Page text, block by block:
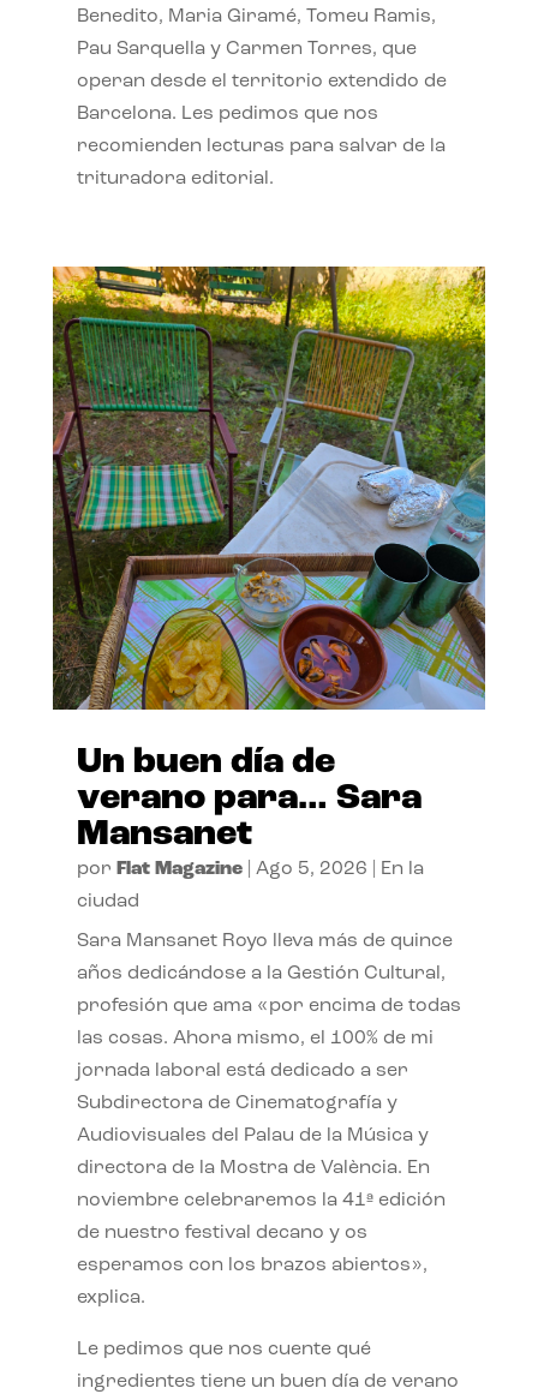
Benedito, Maria Giramé, Tomeu Ramis,
Pau Sarquella y Carmen Torres, que
operan desde el territorio extendido de
Barcelona. Les pedimos que nos
recomienden lecturas para salvar de la
trituradora editorial.
Un buen día de
verano para… Sara
Mansanet
por Flat Magazine| Ago 5, 2026
En la
ciudad
Sara Mansanet Royo lleva más de quince
años dedicándose a la Gestión Cultural,
profesión que ama «por encima de todas
las cosas. Ahora mismo, el 100% de mi
jornada laboral está dedicado a ser
Subdirectora de Cinematografía y
Audiovisuales del Palau de la Música y
directora de la Mostra de València. En
noviembre celebraremos la 41ª edición
de nuestro festival decano y os
esperamos con los brazos abiertos»,
explica.
Le pedimos que nos cuente qué
ingredientes tiene un buen día de verano